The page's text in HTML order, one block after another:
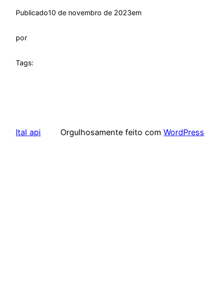
Publicado10 de novembro de 2023em
por
Tags:
Ital api Orgulhosamente feito com WordPress